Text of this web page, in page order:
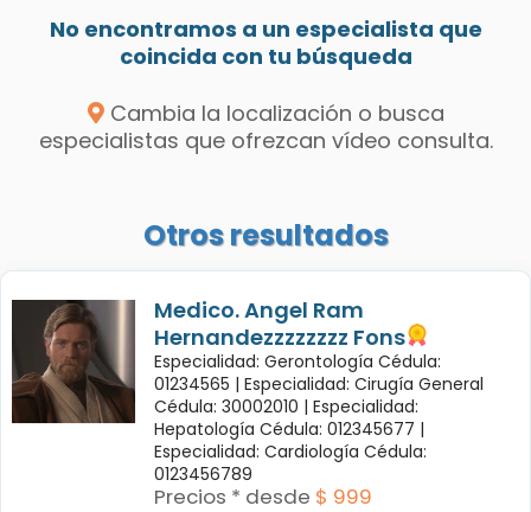
No encontramos a un especialista que
coincida con tu búsqueda
Cambia la localización o busca
especialistas que ofrezcan vídeo consulta.
Otros resultados
Medico. Angel Ram
Hernandezzzzzzzz Fons
Especialidad: Gerontología Cédula:
01234565 | Especialidad: Cirugía General
Cédula: 30002010 | Especialidad:
Hepatología Cédula: 012345677 |
Especialidad: Cardiología Cédula:
0123456789
Precios * desde $ 999